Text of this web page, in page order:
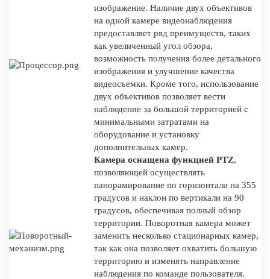
изображение. Наличие двух объективов
на одной камере видеонаблюдения
предоставляет ряд преимуществ, таких
как увеличенный угол обзора,
возможность получения более детального
изображения и улучшение качества
видеосъемки. Кроме того, использование
двух объективов позволяет вести
наблюдение за большой территорией с
минимальными затратами на
оборудование и установку
дополнительных камер.
Камера оснащена функцией PTZ,
позволяющей осуществлять
панорамирование по горизонтали на 355
градусов и наклон по вертикали на 90
градусов, обеспечивая полный обзор
территории. Поворотная камера может
заменить несколько стационарных камер,
так как она позволяет охватить большую
территорию и изменять направление
наблюдения по команде пользователя.